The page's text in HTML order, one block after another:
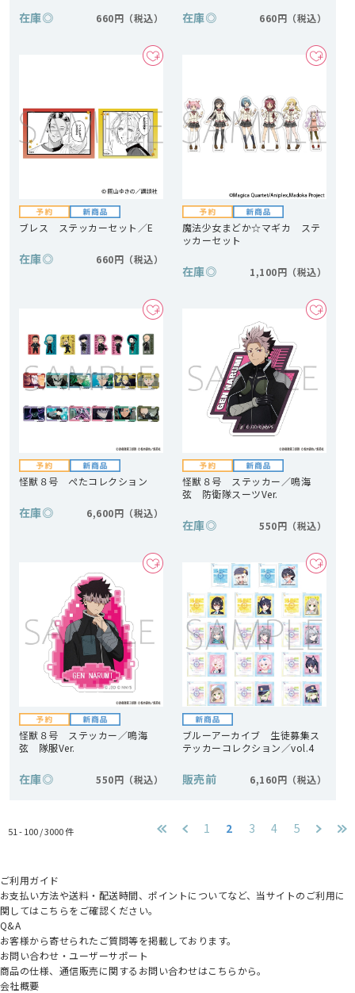
在庫◎ 660円 在庫◎ 660円
ブレス ステッカーセット／E
在庫◎ 660円
魔法少女まどか☆マギカ ステ
ッカーセット
在庫◎ 1,100円
怪獣８号 ぺたコレクション
在庫◎ 6,600円
怪獣８号 ステッカー／鳴海
弦 防衛隊スーツVer.
在庫◎ 550円
怪獣８号 ステッカー／鳴海
弦 隊服Ver.
在庫◎ 550円
ブルーアーカイブ 生徒募集ス
テッカーコレクション／vol.4
販売前 6,160円
51 - 100 /3000件 1 2 3 4 5
ご利用ガイド
お支払い方法や送料・配送時間、ポイントについてなど、当サイトのご利用に
関してはこちらをご確認ください。
Q&A
お客様から寄せられたご質問等を掲載しております。
お問い合わせ・ユーザーサポート
商品の仕様、通信販売に関するお問い合わせはこちらから。
会社概要